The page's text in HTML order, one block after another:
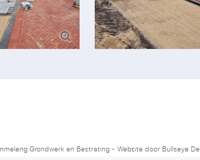
Grondwerk en Bestrating- Website doorBullseye